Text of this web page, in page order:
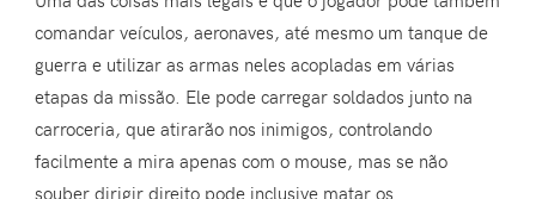
comandar veículos, aeronaves, até mesmo um tanque de
guerra e utilizar as armas neles acopladas em várias
etapas da missão. Ele pode carregar soldados junto na
carroceria, que atirarão nos inimigos, controlando
facilmente a mira apenas com o mouse, mas se não
souber dirigir direito pode inclusive matar os